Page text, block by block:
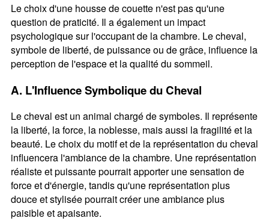
Le choix d'une housse de couette n'est pas qu'une
question de praticité. Il a également un impact
psychologique sur l'occupant de la chambre. Le cheval,
symbole de liberté, de puissance ou de grâce, influence la
perception de l'espace et la qualité du sommeil.
A. L'Influence Symbolique du Cheval
Le cheval est un animal chargé de symboles. Il représente
la liberté, la force, la noblesse, mais aussi la fragilité et la
beauté. Le choix du motif et de la représentation du cheval
influencera l'ambiance de la chambre. Une représentation
réaliste et puissante pourrait apporter une sensation de
force et d'énergie, tandis qu'une représentation plus
douce et stylisée pourrait créer une ambiance plus
paisible et apaisante.